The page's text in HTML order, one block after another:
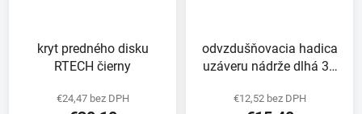
kryt predného disku
RTECH čierny
€24,47 bez DPH
odvzdušňovacia hadica
uzáveru nádrže dlhá 36
€12,52 bez DPH